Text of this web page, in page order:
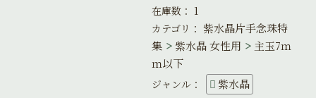
在庫数： 1
カテゴリ： 紫水晶片手念珠特
集
紫水晶 女性用
主玉7ｍ
ｍ以下
ジャンル： 紫水晶